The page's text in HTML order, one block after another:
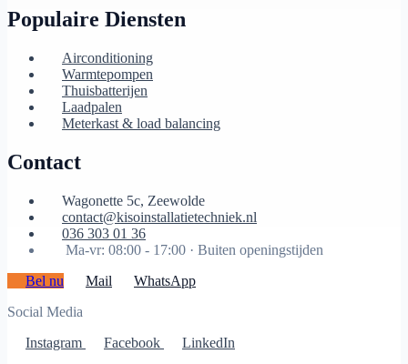
Populaire Diensten
Airconditioning
Warmtepompen
Thuisbatterijen
Laadpalen
Meterkast & load balancing
Contact
Wagonette 5c, Zeewolde
contact@kisoinstallatietechniek.nl
036 303 01 36
Ma-vr: 08:00 - 17:00 · Buiten openingstijden
Bel nu
Mail
WhatsApp
Social Media
Instagram
Facebook
LinkedIn